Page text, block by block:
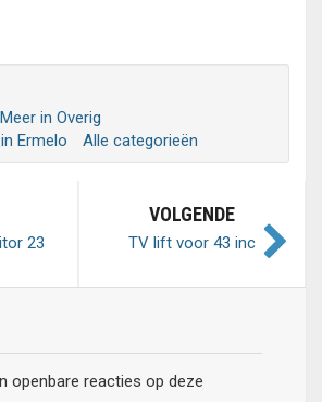
Meer in Overig
Ermelo
Alle categorieën
23
VOLGENDE
TV lift voor 43 inc
openbare reacties op deze